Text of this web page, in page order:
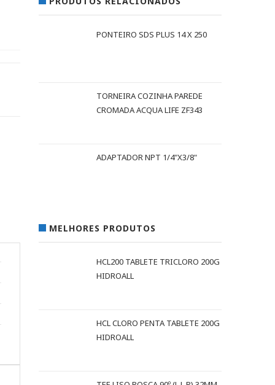
PONTEIRO SDS PLUS 14 X 250
TORNEIRA COZINHA PAREDE
CROMADA ACQUA LIFE ZF343
ADAPTADOR NPT 1/4"X3/8"
MELHORES PRODUTOS
HCL200 TABLETE TRICLORO 200G
HIDROALL
HCL CLORO PENTA TABLETE 200G
HIDROALL